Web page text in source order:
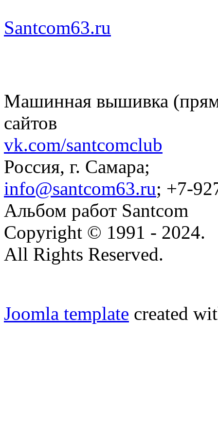
Santcom63.ru
Машинная вышивка
сайтов
vk.com/santcomclub
Россия, г. Самара;
info@santcom63.ru; +7-
Альбом работ Santcom
Copyright © 1991 - 2024.
All Rights Reserved.
Joomla template created